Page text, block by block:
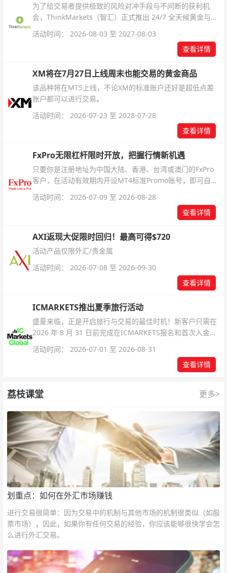
为了给交易者提供极致的风险对冲手段与不间断的获利机
会，ThinkMarkets（智汇）正式推出 24/7 全天候黄金与白
杆配置、支持软件及交易细则。
活动时间： 2026-08-03 至 2027-08-03
查看详情
XM将在7月27日上线周末也能交易的黄金商品
该品种将在MT5上线，不论XM的标准账户还好是超低点差
账户都可以进行交易。
活动时间： 2026-07-23 至 2028-07-28
查看详情
FxPro无限杠杆限时开放，把握行情新机遇
只要你是注册地址为中国大陆、香港、台湾或澳门的FxPro
客户，在活动有效期内开设MT4标准Promo账号，即可自动
活动时间： 2026-07-09 至 2026-08-28
查看详情
AXI返现大促限时回归！最高可得$720
活动产品仅限外汇/贵金属
活动时间： 2026-07-08 至 2026-09-30
查看详情
ICMARKETS推出夏季旅行活动
盛夏来临，正是开启旅行与交易的最佳时机！新客户只需在
2026 年 8 月 31 日前完成在ICMARKETS报名和首次入金即
活动时间： 2026-07-01 至 2026-08-31
查看详情
荔枝课堂 更多>
划重点：如何在外汇市场赚钱
进行交易很简单：因为交易中的机制与其他市场的机制很类似（如股
票市场），因此，如果你有任何交易的经验，你应该能够很快学会怎
么进行外汇交易。